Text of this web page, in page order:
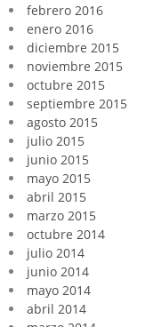
febrero 2016
enero 2016
diciembre 2015
noviembre 2015
octubre 2015
septiembre 2015
agosto 2015
julio 2015
junio 2015
mayo 2015
abril 2015
marzo 2015
octubre 2014
julio 2014
junio 2014
mayo 2014
abril 2014